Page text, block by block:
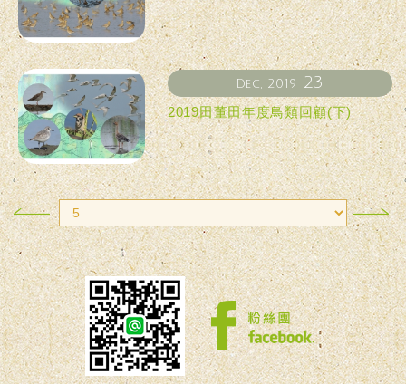
Dec, 2019 23
2019田董田年度鳥類回顧(下)